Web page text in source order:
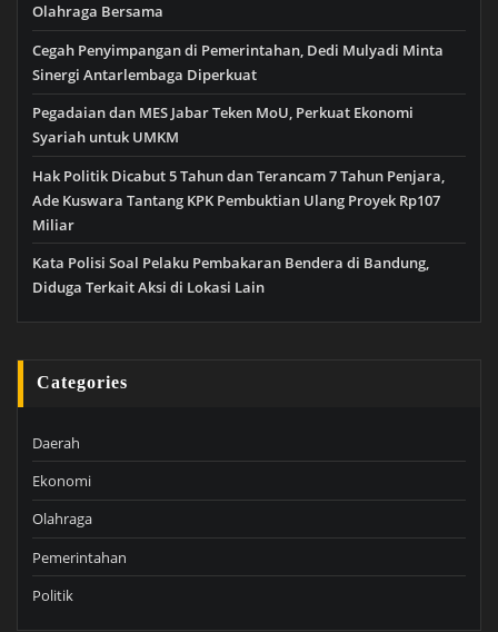
Olahraga Bersama
Cegah Penyimpangan di Pemerintahan, Dedi Mulyadi Minta
Sinergi Antarlembaga Diperkuat
Pegadaian dan MES Jabar Teken MoU, Perkuat Ekonomi
Syariah untuk UMKM
Hak Politik Dicabut 5 Tahun dan Terancam 7 Tahun Penjara,
Ade Kuswara Tantang KPK Pembuktian Ulang Proyek Rp107
Miliar
Kata Polisi Soal Pelaku Pembakaran Bendera di Bandung,
Diduga Terkait Aksi di Lokasi Lain
Categories
Daerah
Ekonomi
Olahraga
Pemerintahan
Politik